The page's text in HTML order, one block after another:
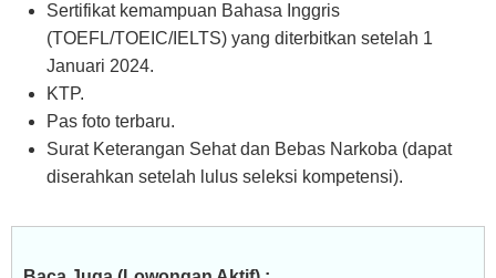
Sertifikat kemampuan Bahasa Inggris
(TOEFL/TOEIC/IELTS) yang diterbitkan setelah 1
Januari 2024.
KTP.
Pas foto terbaru.
Surat Keterangan Sehat dan Bebas Narkoba (dapat
diserahkan setelah lulus seleksi kompetensi).